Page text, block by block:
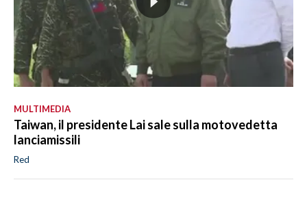
MULTIMEDIA
Taiwan, il presidente Lai sale sulla motovedetta
lanciamissili
Red